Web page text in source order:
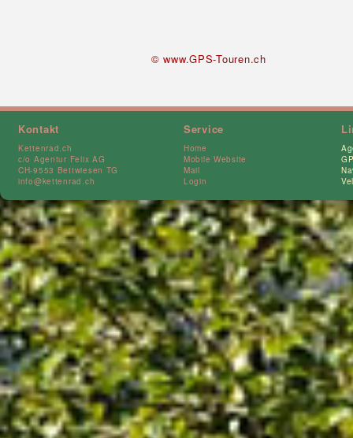
© www.GPS-Touren.ch
Kontakt
Kettenrad.ch
c/o Agentur Felix AG
CH-9553 Bettwiesen TG
info@kettenrad.ch
Service
Home
Mobile Website
Mail
Login